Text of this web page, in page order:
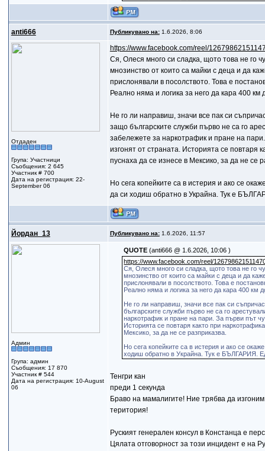
anti666 Публикувано на:1.6.2026, 8:06
Отдаден
Група: Участници
Съобщения: 2 645
Участник # 700
Дата на регистрация: 22-
September 06
https://www.facebook.com/reel/
Ся, Олеся много си сладка, щото това не го
мнозинство от които са майки с деца и да
прислонявали в посолството. Това е
Реално няма и логика за него да кара 400
Не го ли направиш, значи все пак си
защо българските служби първо не са го
забележете за наркотрафик и пране на
изгонят от страната. Историята се повтаря
пуснаха да се изнесе в Мексико, за да не се
Но сега копейките са в истерия и ако се
да си ходиш обратно в Украйна. Тук е
Йордан_13 Публикувано на:1.6.2026, 11:57
Админ
Група: админ
Съобщения: 17 870
Участник # 544
Дата на регистрация: 10-August
06
QUOTE (anti666 @ 1.6.2026, 10:06 )
https://www.facebook.com/reel/
Ся, Олеся много си сладка, щото това не го
мнозинство от които са майки с деца и да
прислонявали в посолството. Това е
Реално няма и логика за него да кара 400
Не го ли направиш, значи все пак си
българските служби първо не са го
наркотрафик и пране на пари. За първи път
Историята се повтаря както при
Мексико, за да не се разприказва.
Но сега копейките са в истерия и ако се
ходиш обратно в Украйна. Тук е БЪЛГАРИЯ.
Тенгри кан
преди 1 секунда
Браво на мамалигите! Ние трябва да
територия!
Руският генерален консул в Констанца е
Цялата отговорност за този инцидент е на